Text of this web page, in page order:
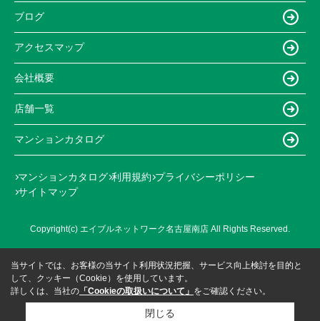
ブログ
アクセスマップ
会社概要
店舗一覧
マンションカタログ
マンションカタログ 利用規約 プライバシーポリシー
サイトマップ
Copyright(c) エイブルネットワーク名古屋南店 All Rights Reserved.
当サイトでは、お客様の当サイト利用状況把握、サービス向上検討を目的と
して、クッキー（Cookie）を使用しています。
詳しくは、当社の 「Cookieの取扱いについて」 をご確認ください。
閉じる